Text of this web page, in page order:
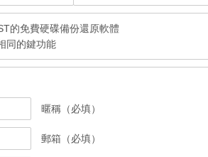
的免費硬碟備份還原軟體
同的鍵功能
暱稱（必填）
郵箱（必填）